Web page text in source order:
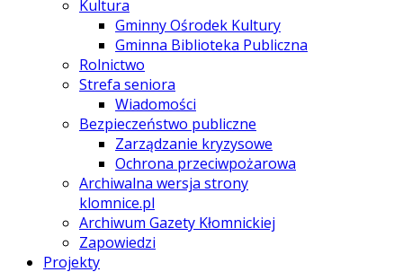
Kultura
Gminny Ośrodek Kultury
Gminna Biblioteka Publiczna
Rolnictwo
Strefa seniora
Wiadomości
Bezpieczeństwo publiczne
Zarządzanie kryzysowe
Ochrona przeciwpożarowa
Archiwalna wersja strony
klomnice.pl
Archiwum Gazety Kłomnickiej
Zapowiedzi
Projekty